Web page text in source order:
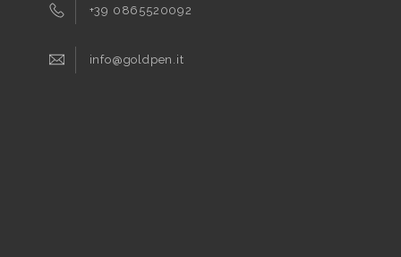
+39 0865520092
info@goldpen.it